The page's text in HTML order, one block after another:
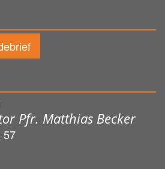
Pfr. Matthias Becker
57